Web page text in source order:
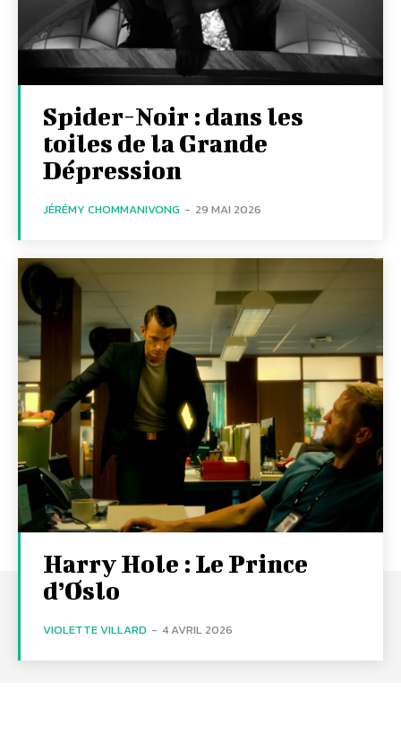
Spider-Noir : dans les
toiles de la Grande
Dépression
JÉRÉMY CHOMMANIVONG - 29 MAI 2026
Harry Hole : Le Prince
d’Oslo
VIOLETTE VILLARD - 4 AVRIL 2026